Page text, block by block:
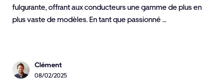
fulgurante, offrant aux conducteurs une gamme de plus en
plus vaste de modèles. En tant que passionné …
Clément
08/02/2025